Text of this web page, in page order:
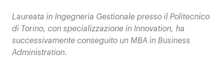
Laureata in Ingegneria Gestionale presso il Politecnico
di Torino, con specializzazione in Innovation, ha
successivamente conseguito un MBA in Business
Administration.